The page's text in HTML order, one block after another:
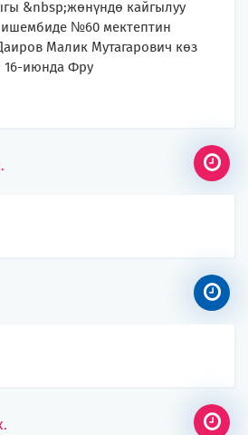
&nbsp;жөнүндө кайгылуу
№60 мектептин
Малик Мутагарович көз
16-июнда Фру